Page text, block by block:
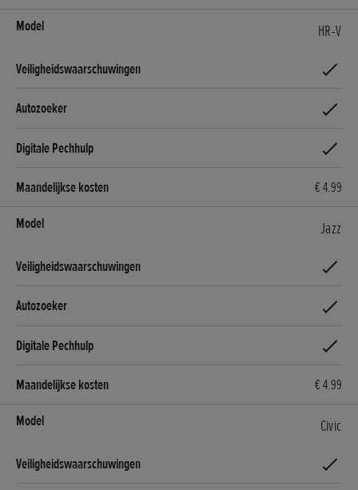
HR-V
€ 4.99
Jazz
€ 4.99
Civic